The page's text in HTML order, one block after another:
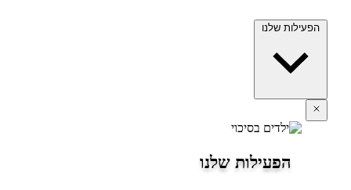
הפעילות שלנו
הפעילות שלנו